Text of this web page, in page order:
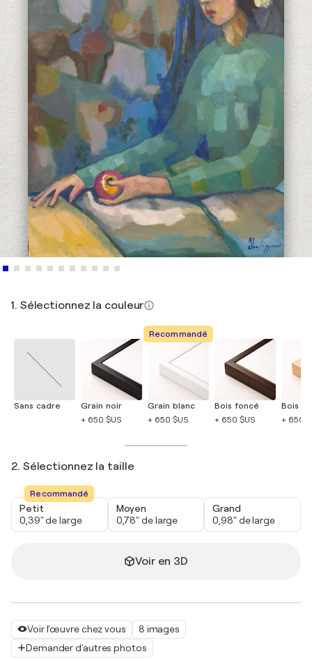
Voir l'œuvre chez vous
8 images
Demander d'autres photos
1. Sélectionnez la couleur
Sans cadre
Grain noir
+ 650 $US
Recommandé
Grain blanc
+ 650 $US
Bois foncé
+ 650 $US
Bois
+ 650
2. Sélectionnez la taille
Recommandé
Petit
0,39" de large
Moyen
0,78" de large
Grand
0,98" de large
Voir en 3D